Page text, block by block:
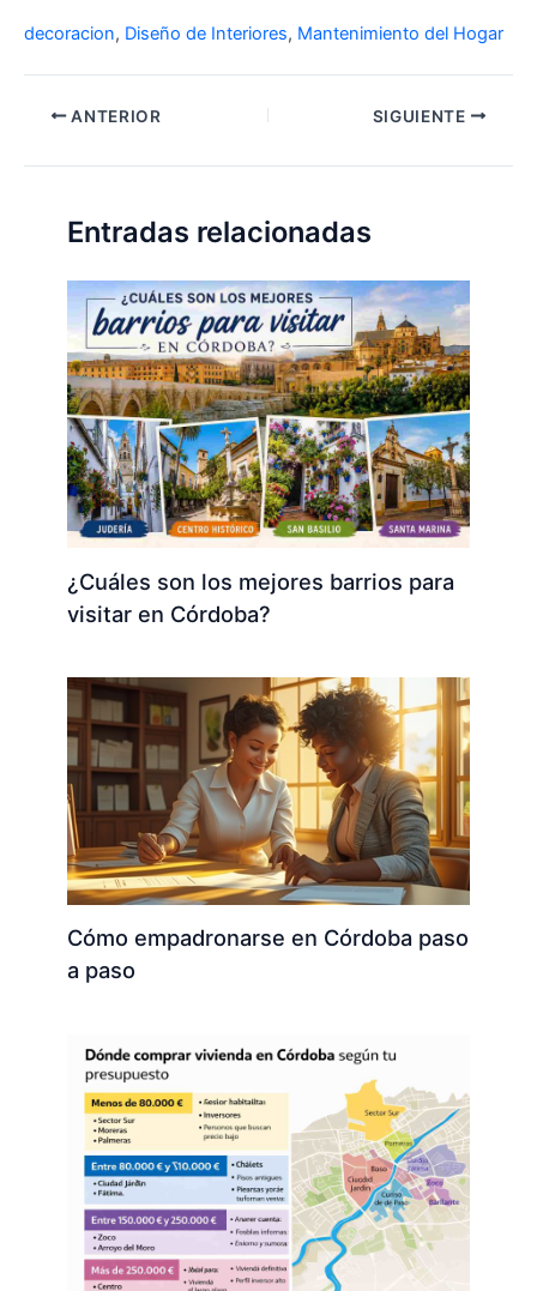
decoracion, Diseño de Interiores, Mantenimiento del Hogar
ANTERIOR SIGUIENTE
Entradas relacionadas
¿Cuáles son los mejores barrios para
visitar en Córdoba?
Cómo empadronarse en Córdoba paso
a paso